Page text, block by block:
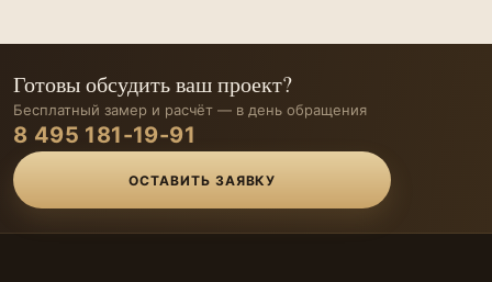
Готовы обсудить ваш проект?
Бесплатный замер и расчёт — в день обращения
8 495 181-19-91
ОСТАВИТЬ ЗАЯВКУ